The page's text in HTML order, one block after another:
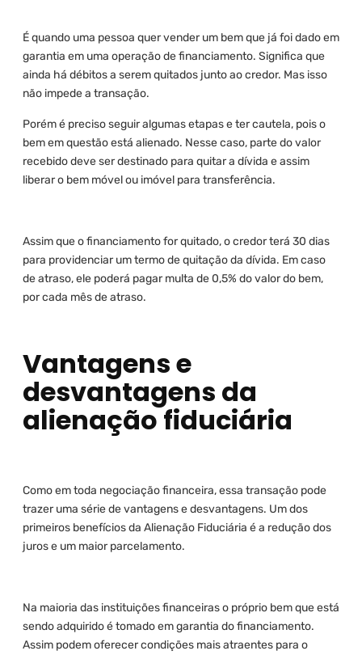
É quando uma pessoa quer vender um bem que já foi dado em
garantia em uma operação de financiamento. Significa que
ainda há débitos a serem quitados junto ao credor. Mas isso
não impede a transação.
Porém é preciso seguir algumas etapas e ter cautela, pois o
bem em questão está alienado. Nesse caso, parte do valor
recebido deve ser destinado para quitar a dívida e assim
liberar o bem móvel ou imóvel para transferência.
Assim que o financiamento for quitado, o credor terá 30 dias
para providenciar um termo de quitação da dívida. Em caso
de atraso, ele poderá pagar multa de 0,5% do valor do bem,
por cada mês de atraso.
Vantagens e
desvantagens da
alienação fiduciária
Como em toda negociação financeira, essa transação pode
trazer uma série de vantagens e desvantagens. Um dos
primeiros benefícios da Alienação Fiduciária é a redução dos
juros e um maior parcelamento.
Na maioria das instituições financeiras o próprio bem que está
sendo adquirido é tomado em garantia do financiamento.
Assim podem oferecer condições mais atraentes para o